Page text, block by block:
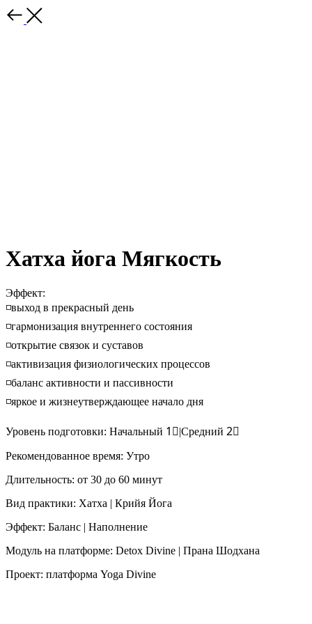
Хатха йога Мягкость
Эффект:
◽️выход в прекрасный день
◽️гармонизация внутреннего состояния
◽️открытие связок и суставов
◽️активизация физиологических процессов
◽️баланс активности и пассивности
◽️яркое и жизнеутверждающее начало дня
Уровень подготовки: Начальный 1⃣|Средний 2⃣
Рекомендованное время: Утро
Длительность: от 30 до 60 минут
Вид практики: Хатха | Крийя Йога
Эффект: Баланс | Наполнение
Модуль на платформе: Detox Divine | Прана Шодхана
Проект: платформа Yoga Divine